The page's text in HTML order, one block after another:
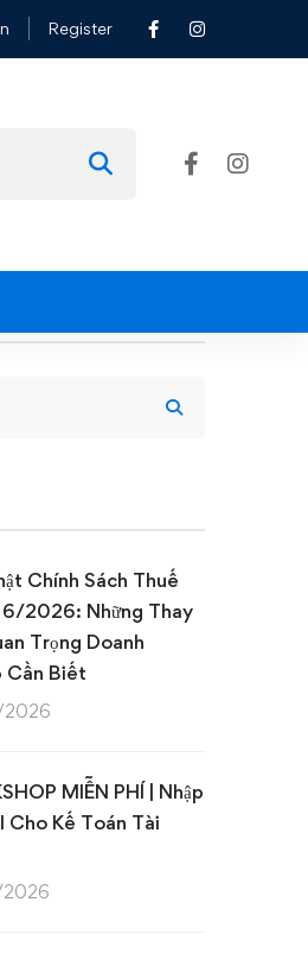
Register
Chính Sách Thuế
6/2026: Những Thay
Trọng Doanh
Cần Biết
MIỄN PHÍ | Nhập
Cho Kế Toán Tài